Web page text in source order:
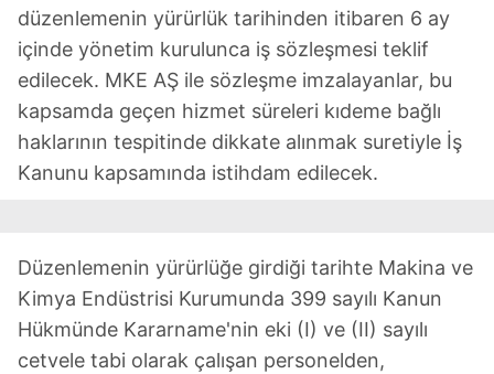
düzenlemenin yürürlük tarihinden itibaren 6 ay
içinde yönetim kurulunca iş sözleşmesi teklif
edilecek. MKE AŞ ile sözleşme imzalayanlar, bu
kapsamda geçen hizmet süreleri kıdeme bağlı
haklarının tespitinde dikkate alınmak suretiyle İş
Kanunu kapsamında istihdam edilecek.
Düzenlemenin yürürlüğe girdiği tarihte Makina ve
Kimya Endüstrisi Kurumunda 399 sayılı Kanun
Hükmünde Kararname'nin eki (I) ve (II) sayılı
cetvele tabi olarak çalışan personelden,